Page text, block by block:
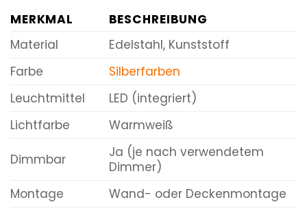
MERKMAL
BESCHREIBUNG
Material
Edelstahl, Kunststoff
Farbe
Silberfarben
Leuchtmittel
LED (integriert)
Lichtfarbe
Warmweiß
Dimmbar
Ja (je nach verwendetem
Dimmer)
Montage
Wand- oder Deckenmontage